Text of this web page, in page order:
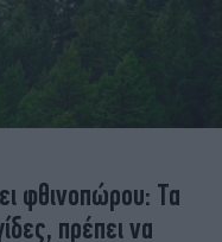
φθινοπώρου: Τα
πρέπει να